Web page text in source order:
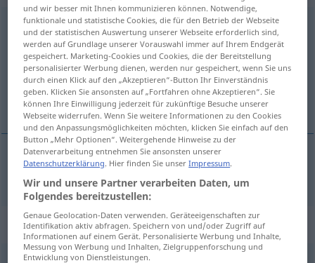
Ohrwurmm
Übersicht aller Übersetzungen
(Für mehr Details die Übersetzung anklicken/antippen)
oorworm
Ohrwurm
Synonyme für "Ohrwurm"
und wir besser mit Ihnen kommunizieren können. Notwendige,
funktionale und statistische Cookies, die für den Betrieb der Webseite
und der statistischen Auswertung unserer Webseite erforderlich sind,
werden auf Grundlage unserer Vorauswahl immer auf Ihrem Endgerät
gespeichert. Marketing-Cookies und Cookies, die der Bereitstellung
personalisierter Werbung dienen, werden nur gespeichert, wenn Sie uns
durch einen Klick auf den „Akzeptieren“-Button Ihr Einverständnis
geben. Klicken Sie ansonsten auf „Fortfahren ohne Akzeptieren“. Sie
können Ihre Einwilligung jederzeit für zukünftige Besuche unserer
Webseite widerrufen. Wenn Sie weitere Informationen zu den Cookies
und den Anpassungsmöglichkeiten möchten, klicken Sie einfach auf den
Button „Mehr Optionen“. Weitergehende Hinweise zu der
Datenverarbeitung entnehmen Sie ansonsten unserer
Datenschutzerklärung. Hier finden Sie unserImpressum.
Wir und unsere Partner verarbeiten Daten, um
Folgendes bereitzustellen:
Genaue Geolocation-Daten verwenden. Geräteeigenschaften zur
Identifikation aktiv abfragen. Speichern von und/oder Zugriff auf
Informationen auf einem Gerät. Personalisierte Werbung und Inhalte,
Messung von Werbung und Inhalten, Zielgruppenforschung und
Entwicklung von Dienstleistungen.